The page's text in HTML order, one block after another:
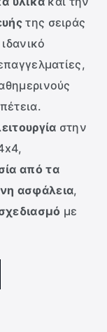
της σειράς
στην
από τα
ασφάλεια,
με